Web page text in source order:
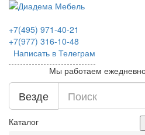
+7(495) 971-40-21
+7(977) 316-10-48
Написать в Телеграм
Мы работаем
Везде
Каталог